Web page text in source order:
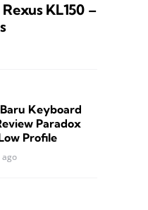
KL150 –
Keyboard
Paradox
Profile
ago